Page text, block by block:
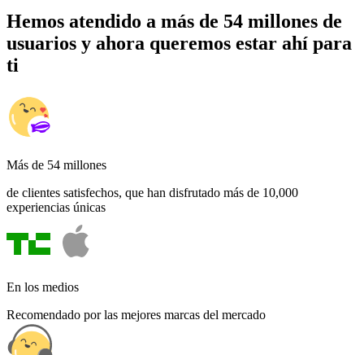
Hemos atendido a más de 54 millones de
usuarios y ahora queremos estar ahí para
ti
Más de 54 millones
de clientes satisfechos, que han disfrutado más de 10,000
experiencias únicas
En los medios
Recomendado por las mejores marcas del mercado